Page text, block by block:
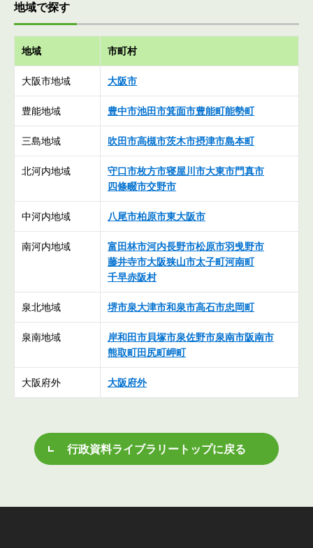
地域で探す
地域 市町村
大阪市地域 大阪市
豊能地域 豊中市池田市箕面市豊能町能勢町
三島地域 吹田市高槻市茨木市摂津市島本町
北河内地域 守口市枚方市寝屋川市大東市門真市
四條畷市交野市
中河内地域 八尾市柏原市東大阪市
南河内地域 富田林市河内長野市松原市羽曵野市
藤井寺市大阪狭山市太子町河南町
千早赤阪村
泉北地域 堺市泉大津市和泉市高石市忠岡町
泉南地域 岸和田市貝塚市泉佐野市泉南市阪南市
熊取町田尻町岬町
大阪府外 大阪府外
行政資料ライブラリートップに戻る